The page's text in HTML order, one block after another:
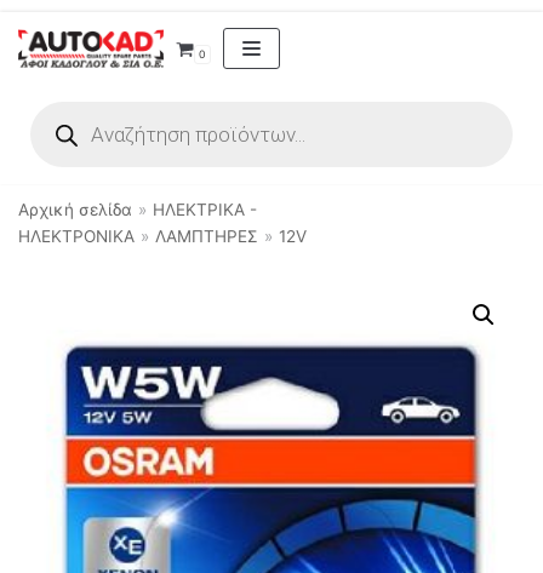
Μεταπηδήστε
στο
0
Αρχική σελίδα » ΗΛΕΚΤΡΙΚΑ -
ΗΛΕΚΤΡΟΝΙΚΑ » ΛΑΜΠΤΗΡΕΣ » 12V